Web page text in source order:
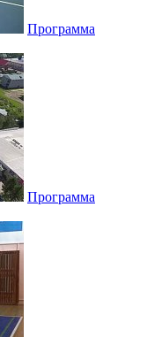
Программа
Программа